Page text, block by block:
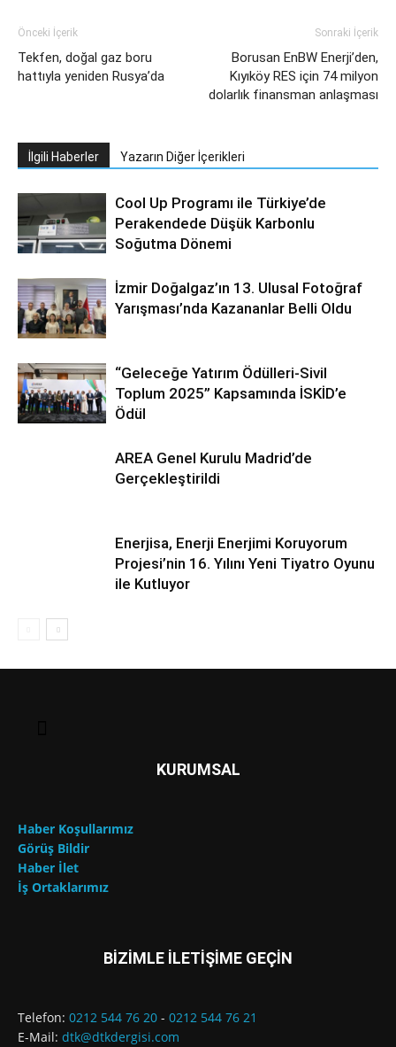
Önceki İçerik
Tekfen, doğal gaz boru
hattıyla yeniden Rusya’da
Sonraki İçerik
Borusan EnBW Enerji’den,
Kıyıköy RES için 74 milyon
dolarlık finansman anlaşması
İlgili Haberler Yazarın Diğer İçerikleri
Cool Up Programı ile Türkiye’de
Perakendede Düşük Karbonlu
Soğutma Dönemi
İzmir Doğalgaz’ın 13. Ulusal Fotoğraf
Yarışması’nda Kazananlar Belli Oldu
“Geleceğe Yatırım Ödülleri-Sivil
Toplum 2025” Kapsamında İSKİD’e
Ödül
AREA Genel Kurulu Madrid’de
Gerçekleştirildi
Enerjisa, Enerji Enerjimi Koruyorum
Projesi’nin 16. Yılını Yeni Tiyatro Oyunu
ile Kutluyor
KURUMSAL
Haber Koşullarımız
Görüş Bildir
Haber İlet
İş Ortaklarımız
BİZİMLE İLETİŞİME GEÇİN
Telefon: 0212 544 76 20 - 0212 544 76 21
E-Mail: dtk@dtkdergisi.com